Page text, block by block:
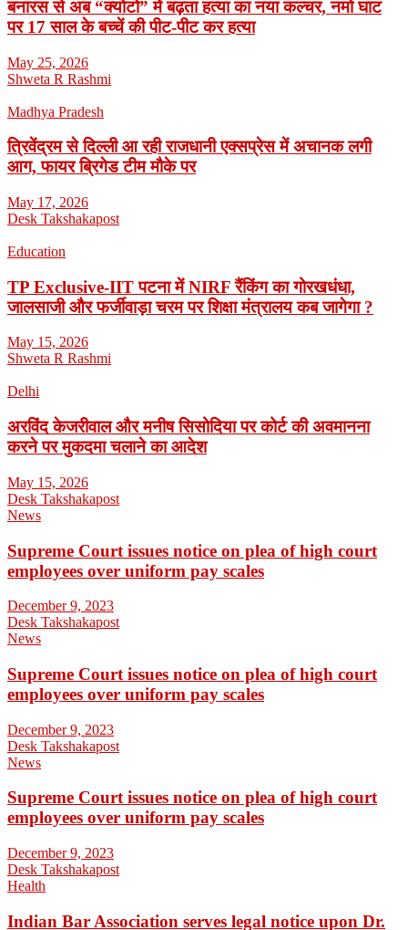
बनारस से अब “क्योटो” में बढ़ता हत्या का नया कल्चर, नमो घाट
पर 17 साल के बच्चें की पीट-पीट कर हत्या
May 25, 2026
Shweta R Rashmi
Madhya Pradesh
त्रिवेंद्रम से दिल्ली आ रही राजधानी एक्सप्रेस में अचानक लगी
आग, फायर ब्रिगेड टीम मौके पर
May 17, 2026
Desk Takshakapost
Education
TP Exclusive-IIT पटना में NIRF रैंकिंग का गोरखधंधा,
जालसाजी और फर्जीवाड़ा चरम पर शिक्षा मंत्रालय कब जागेगा ?
May 15, 2026
Shweta R Rashmi
Delhi
अरविंद केजरीवाल और मनीष सिसोदिया पर कोर्ट की अवमानना
करने पर मुकदमा चलाने का आदेश
May 15, 2026
Desk Takshakapost
News
Supreme Court issues notice on plea of high court
employees over uniform pay scales
December 9, 2023
Desk Takshakapost
News
Supreme Court issues notice on plea of high court
employees over uniform pay scales
December 9, 2023
Desk Takshakapost
News
Supreme Court issues notice on plea of high court
employees over uniform pay scales
December 9, 2023
Desk Takshakapost
Health
Indian Bar Association serves legal notice upon Dr.